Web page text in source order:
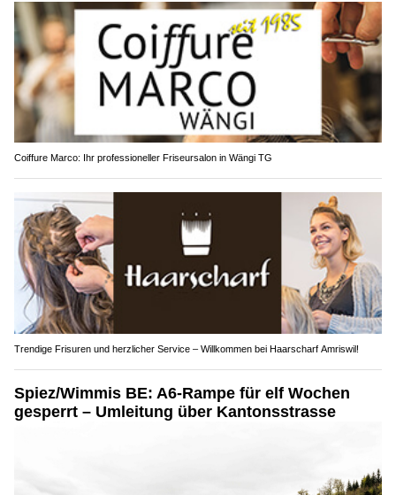
Coiffure Marco: Ihr professioneller Friseursalon in Wängi TG
Trendige Frisuren und herzlicher Service – Willkommen bei Haarscharf Amriswil!
Spiez/Wimmis BE: A6-Rampe für elf Wochen
gesperrt – Umleitung über Kantonsstrasse